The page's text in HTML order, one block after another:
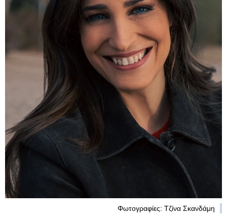
Φωτογραφίες: Τζίνα Σκανδάμη